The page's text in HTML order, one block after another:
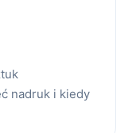
nadruk i kiedy